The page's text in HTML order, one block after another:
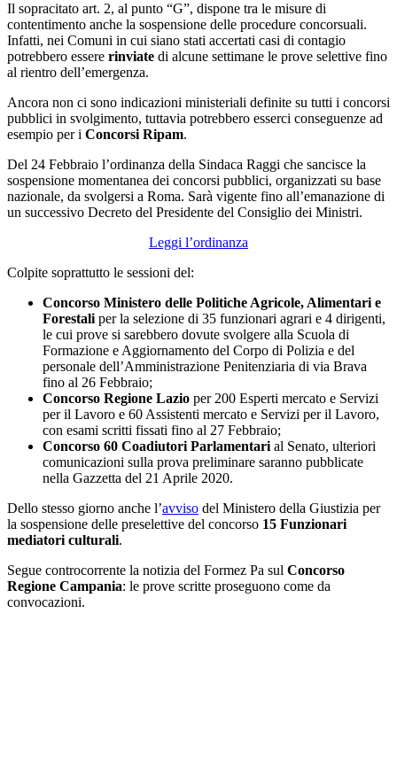
Il sopracitato art. 2, al punto “G”, dispone tra le misure di
contentimento anche la sospensione delle procedure concorsuali.
Infatti, nei Comuni in cui siano stati accertati casi di contagio
potrebbero essere rinviate di alcune settimane le prove selettive fino
al rientro dell’emergenza.
Ancora non ci sono indicazioni ministeriali definite su tutti i concorsi
pubblici in svolgimento, tuttavia potrebbero esserci conseguenze ad
esempio per i Concorsi Ripam.
Del 24 Febbraio l’ordinanza della Sindaca Raggi che sancisce la
sospensione momentanea dei concorsi pubblici, organizzati su base
nazionale, da svolgersi a Roma. Sarà vigente fino all’emanazione di
un successivo Decreto del Presidente del Consiglio dei Ministri.
Leggi l’ordinanza
Colpite soprattutto le sessioni del:
Concorso Ministero delle Politiche Agricole, Alimentari e
Forestali per la selezione di 35 funzionari agrari e 4 dirigenti,
le cui prove si sarebbero dovute svolgere alla Scuola di
Formazione e Aggiornamento del Corpo di Polizia e del
personale dell’Amministrazione Penitenziaria di via Brava
fino al 26 Febbraio;
Concorso Regione Lazio per 200 Esperti mercato e Servizi
per il Lavoro e 60 Assistenti mercato e Servizi per il Lavoro,
con esami scritti fissati fino al 27 Febbraio;
Concorso 60 Coadiutori Parlamentari al Senato, ulteriori
comunicazioni sulla prova preliminare saranno pubblicate
nella Gazzetta del 21 Aprile 2020.
Dello stesso giorno anche l’avviso del Ministero della Giustizia per
la sospensione delle preselettive del concorso 15 Funzionari
mediatori culturali.
Segue controcorrente la notizia del Formez Pa sul Concorso
Regione Campania: le prove scritte proseguono come da
convocazioni.